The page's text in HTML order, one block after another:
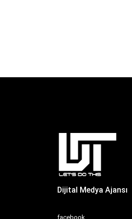
Dijital Medya Ajansı
facebook